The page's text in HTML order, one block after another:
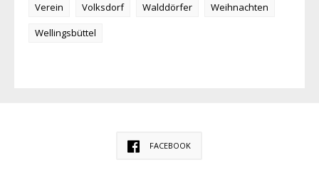
Verein
Volksdorf Walddörfer
Weihnachten
Wellingsbüttel
FACEBOOK